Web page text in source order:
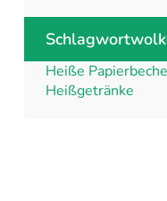
Heiße
Heißgetränke